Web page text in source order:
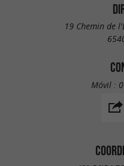
19 Chemin de
Móvil :